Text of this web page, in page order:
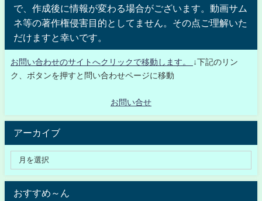
で、作成後に情報が変わる場合がございます。動画サム
ネ等の著作権侵害目的としてません。その点ご理解いた
だけますと幸いです。
お問い合わせのサイトへクリックで移動します。
↓下記のリン
ク、ボタンを押すと問い合わせページに移動
お問い合せ
アーカイブ
おすすめ～ん